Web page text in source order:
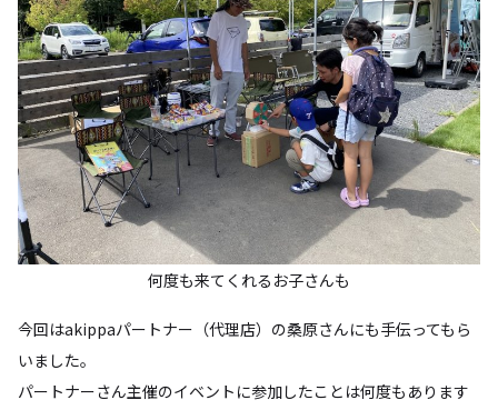
何度も来てくれるお子さんも
今回はakippaパートナー（代理店）の桑原さんにも手伝ってもら
いました。
パートナーさん主催のイベントに参加したことは何度もあります